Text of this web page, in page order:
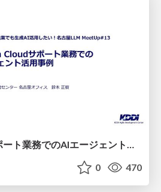
Atlassian Cloudサポート業務でのAIエージェント活用事例
0 470